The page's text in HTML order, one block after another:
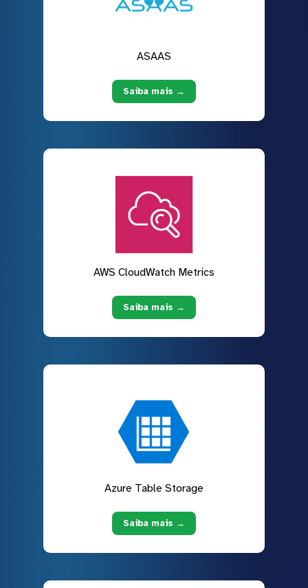
ASAAS
Saiba mais →
AWS CloudWatch Metrics
Saiba mais →
Azure Table Storage
Saiba mais →